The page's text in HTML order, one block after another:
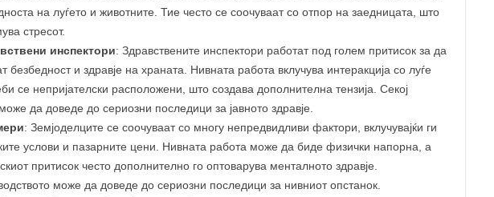
на луѓето и животните. Тие често се соочуваат со отпор на заедницата, што
стресот.
инспектори: Здравствените инспектори работат под голем притисок за да
безбедност и здравје на храната. Нивната работа вклучува интеракција со луѓе
се непријателски расположени, што создава дополнителна тензија. Секој
да доведе до сериозни последици за јавното здравје.
: Земјоделците се соочуваат со многу непредвидливи фактори, вклучувајќи ги
услови и пазарните цени. Нивната работа може да биде физички напорна, а
притисок често дополнително го оптоварува менталното здравје.
може да доведе до сериозни последици за нивниот опстанок.